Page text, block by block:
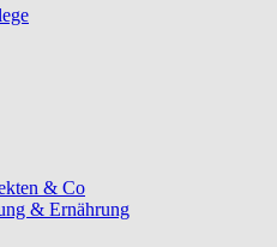
& Co
& Ernährung